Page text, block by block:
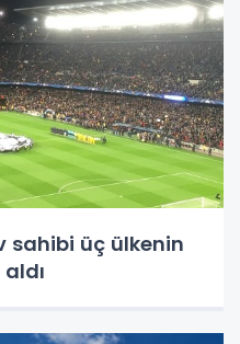
sahibi üç ülkenin